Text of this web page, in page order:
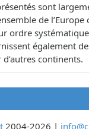
sont
de l’Europe
ordre
également
continents.
2004-2026 |